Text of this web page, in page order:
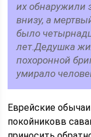
их обнаружили
внизу, а
было
лет.Дедушка
похоронной
умирало
Еврейские
покойниковв